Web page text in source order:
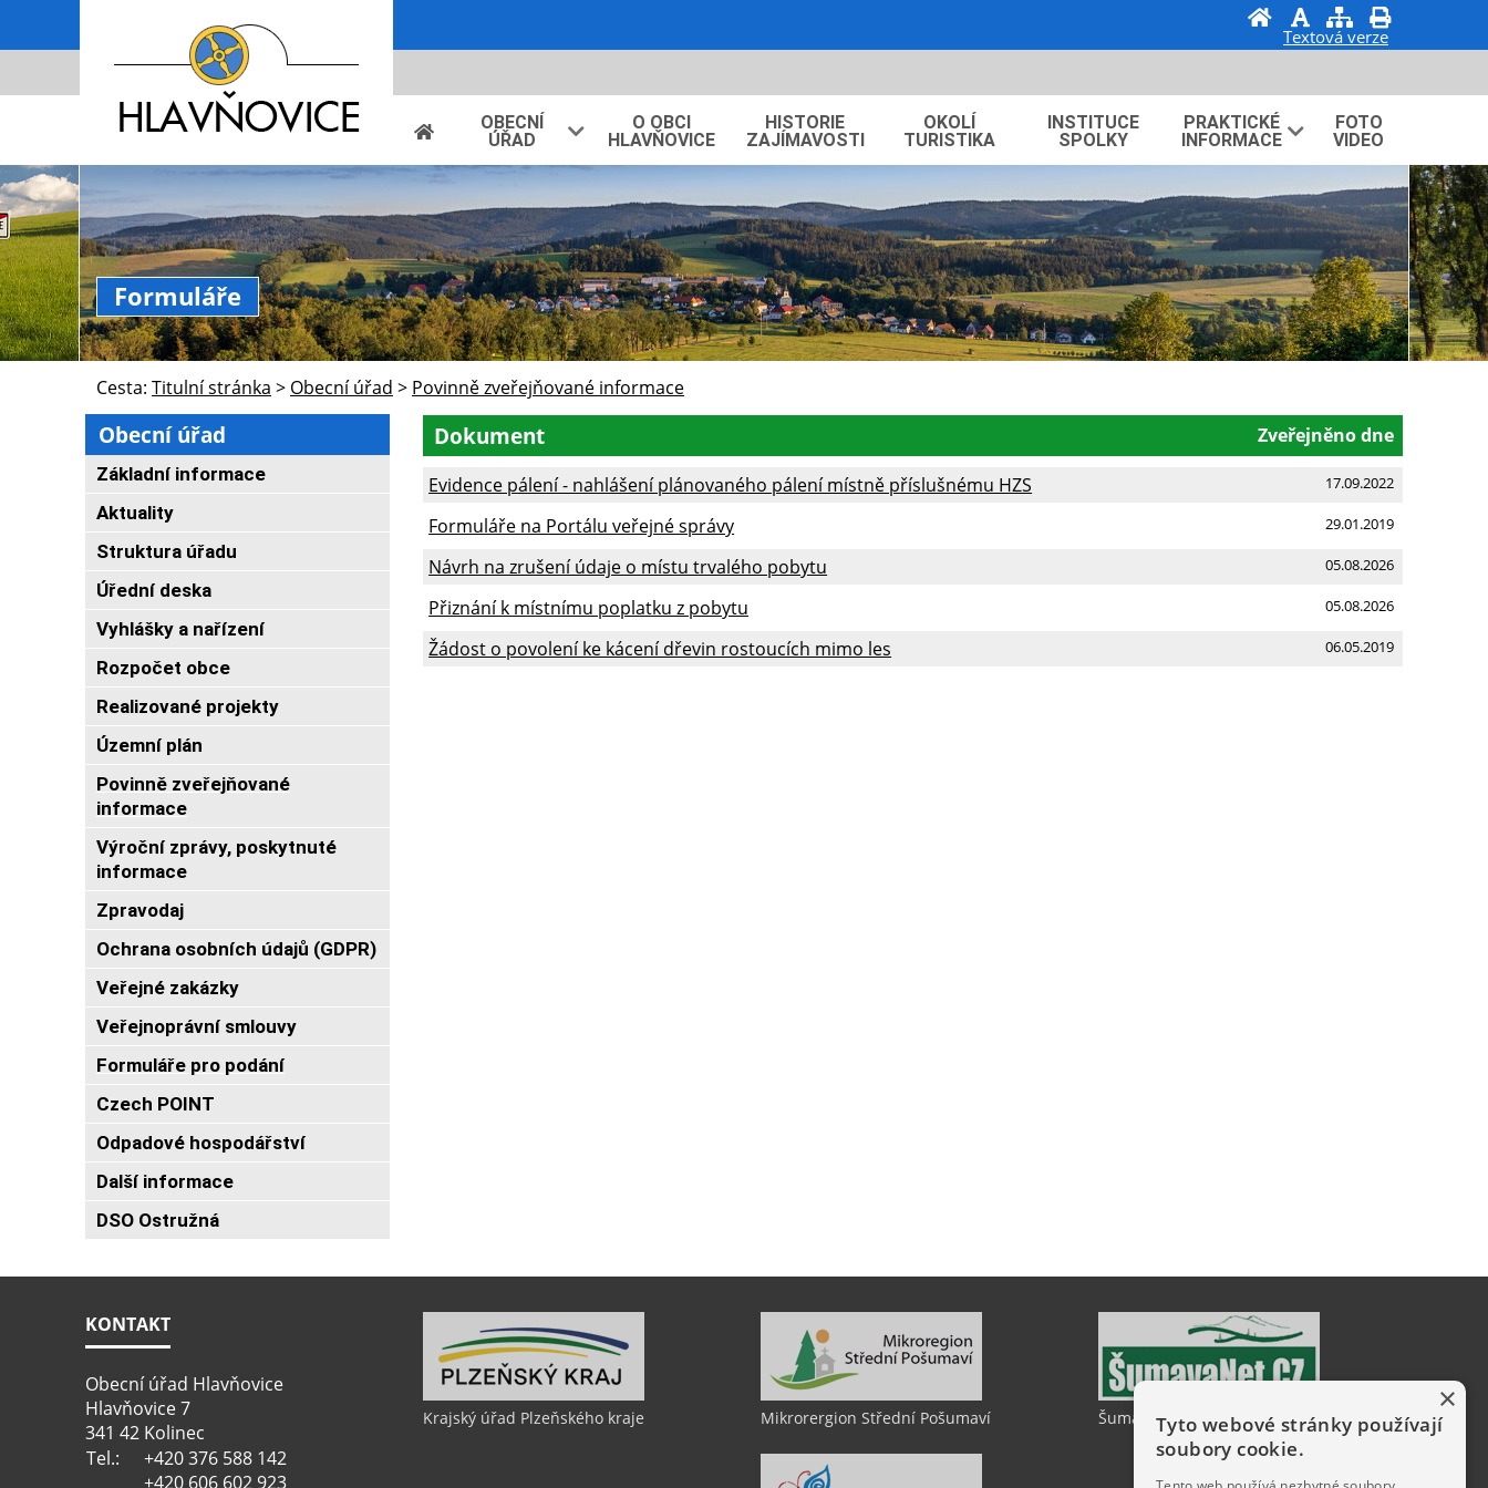
Textová verze
OBECNÍ
ÚŘAD
O OBCI
HLAVŇOVICE
HISTORIE
ZAJÍMAVOSTI
OKOLÍ
TURISTIKA
INSTITUCE
SPOLKY
PRAKTICKÉ
INFORMACE
FOTO
VIDEO
Formuláře
Cesta: Titulní stránka > Obecní úřad > Povinně zveřejňované informace
Obecní úřad
Základní informace
Aktuality
Struktura úřadu
Úřední deska
Vyhlášky a nařízení
Rozpočet obce
Realizované projekty
Územní plán
Povinně zveřejňované
informace
Výroční zprávy, poskytnuté
informace
Zpravodaj
Ochrana osobních údajů (GDPR)
Veřejné zakázky
Veřejnoprávní smlouvy
Formuláře pro podání
Czech POINT
Odpadové hospodářství
Další informace
DSO Ostružná
Zveřejněno dne
Dokument
17.09.2022
Evidence pálení - nahlášení plánovaného pálení místně příslušnému HZS
29.01.2019
Formuláře na Portálu veřejné správy
05.08.2026
Návrh na zrušení údaje o místu trvalého pobytu
05.08.2026
Přiznání k místnímu poplatku z pobytu
06.05.2019
Žádost o povolení ke kácení dřevin rostoucích mimo les
KONTAKT
Obecní úřad Hlavňovice
Hlavňovice 7
341 42 Kolinec
Tel.:
+420 376 588 142
+420 606 602 923
Krajský úřad Plzeňského kraje Mikrorergion Střední Pošumaví ŠumavaNet.CZ - informace o regionu
×
Tyto webové stránky používají
soubory cookie.